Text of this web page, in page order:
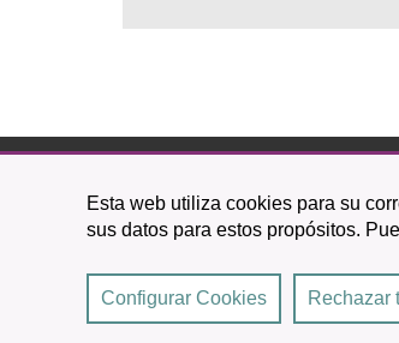
Esta web utiliza cookies para su
sus datos para estos propósitos.
Configurar Cookies Rechazar
2026 © Excmo. Ayuntamiento de